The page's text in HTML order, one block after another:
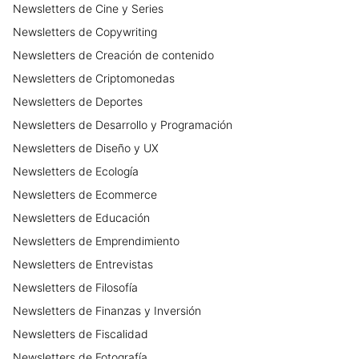
7255504107203923968/ 💙 Linkedin —-
--- +30.000 seguidores. Mi perfil y
contenido está enfocado en un nicho
muy específico, esto ayuda a apuntar
bien si quieres impactar en: diseñadores
de producto, startups, empresas de
desarrollo, desarrolladores, product
managers, makers, etc. Puedes visitar
mi perfil: 👉
https://www.linkedin.com/in/dsanp/
Fuera de linkedIn sigo creando
de producto: 💜Comunidad de
diseñadores de producto + IA —------
+700 miembros en Discord.
de producto + AI más grande en habla
hispana. En ella cada día +700
miembros aprenden y comparten
Newsletters de Cine y Series
Newsletters de Copywriting
Newsletters de Creación de contenido
Newsletters de Criptomonedas
Newsletters de Deportes
Newsletters de Desarrollo y Programación
Newsletters de Diseño y UX
Newsletters de Ecología
Newsletters de Ecommerce
Newsletters de Educación
Newsletters de Emprendimiento
Newsletters de Entrevistas
Newsletters de Filosofía
Newsletters de Finanzas y Inversión
Newsletters de Fiscalidad